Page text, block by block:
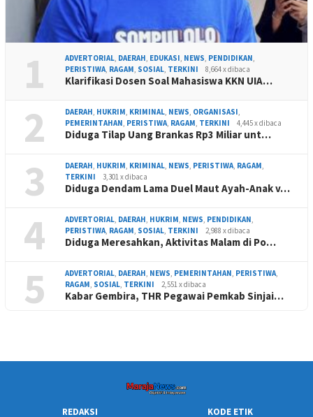
1 ADVERTORIAL, DAERAH, EDUKASI, NEWS, PENDIDIKAN,
PERISTIWA, RAGAM, SOSIAL, TERKINI 8,664 x dibaca
Klarifikasi Dosen Soal Mahasiswa KKN UIA…
2 DAERAH, HUKRIM, KRIMINAL, NEWS, ORGANISASI,
PEMERINTAHAN, PERISTIWA, RAGAM, TERKINI 4,445 x dibaca
Diduga Tilap Uang Brankas Rp3 Miliar unt…
3 DAERAH, HUKRIM, KRIMINAL, NEWS, PERISTIWA, RAGAM,
TERKINI
3,301 x dibaca
Diduga Dendam Lama Duel Maut Ayah-Anak v…
4 ADVERTORIAL, DAERAH, HUKRIM, NEWS, PENDIDIKAN,
PERISTIWA, RAGAM, SOSIAL, TERKINI 2,988 x dibaca
Diduga Meresahkan, Aktivitas Malam di Po…
5 ADVERTORIAL, DAERAH, NEWS, PEMERINTAHAN, PERISTIWA,
RAGAM, SOSIAL, TERKINI 2,551 x dibaca
Kabar Gembira, THR Pegawai Pemkab Sinjai…
REDAKSI KODE ETIK